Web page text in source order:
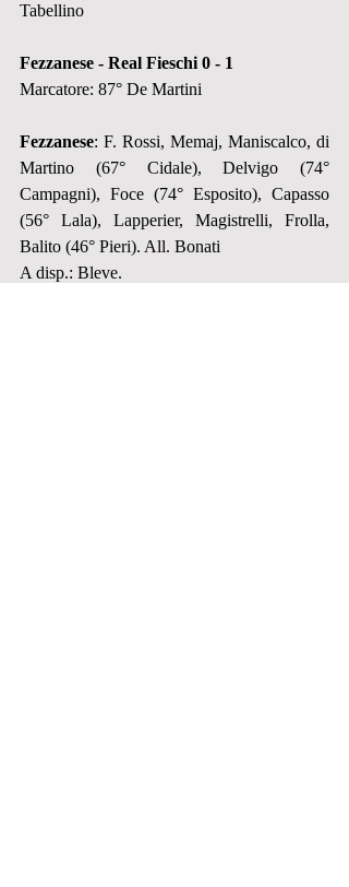
Tabellino
Fezzanese - Real Fieschi 0 - 1
Marcatore: 87° De Martini
Fezzanese: F. Rossi, Memaj, Maniscalco, di
Martino (67° Cidale), Delvigo (74°
Campagni), Foce (74° Esposito), Capasso
(56° Lala), Lapperier, Magistrelli, Frolla,
Balito (46° Pieri). All. Bonati
A disp.: Bleve.